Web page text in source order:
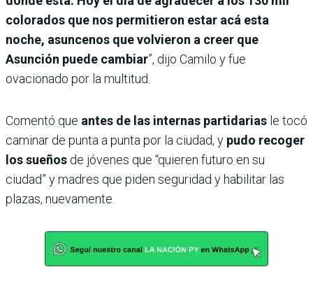
colorados que nos permitieron estar acá esta
noche, asuncenos que volvieron a creer que
Asunción puede cambiar”, dijo Camilo y fue
ovacionado por la multitud.
Comentó que antes de las internas partidarias le tocó
caminar de punta a punta por la ciudad, y pudo recoger
los sueños de jóvenes que “quieren futuro en su
ciudad” y madres que piden seguridad y habilitar las
plazas, nuevamente.